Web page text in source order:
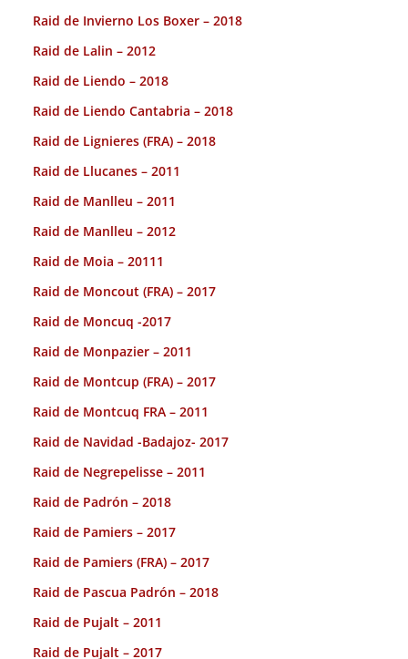
Raid de Invierno Los Boxer – 2018
Raid de Lalin – 2012
Raid de Liendo – 2018
Raid de Liendo Cantabria – 2018
Raid de Lignieres (FRA) – 2018
Raid de Llucanes – 2011
Raid de Manlleu – 2011
Raid de Manlleu – 2012
Raid de Moia – 20111
Raid de Moncout (FRA) – 2017
Raid de Moncuq -2017
Raid de Monpazier – 2011
Raid de Montcup (FRA) – 2017
Raid de Montcuq FRA – 2011
Raid de Navidad -Badajoz- 2017
Raid de Negrepelisse – 2011
Raid de Padrón – 2018
Raid de Pamiers – 2017
Raid de Pamiers (FRA) – 2017
Raid de Pascua Padrón – 2018
Raid de Pujalt – 2011
Raid de Pujalt – 2017